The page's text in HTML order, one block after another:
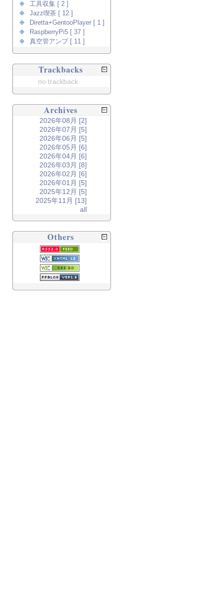
工具収集 [ 2 ]
Jazz喫茶 [ 12 ]
Diretta+GentooPlayer [ 1 ]
RaspberryPi5 [ 37 ]
真空管アンプ [ 11 ]
Trackbacks
no trackback
Archives
2026年08月 [2]
2026年07月 [5]
2026年06月 [5]
2026年05月 [6]
2026年04月 [6]
2026年03月 [8]
2026年02月 [6]
2026年01月 [5]
2025年12月 [5]
2025年11月 [13]
all
Others